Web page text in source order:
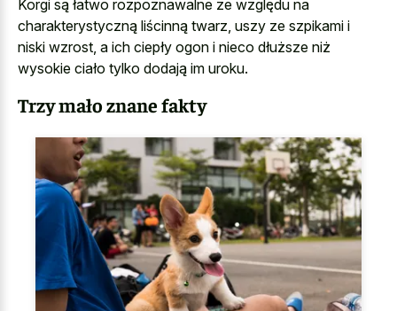
Korgi są łatwo rozpoznawalne ze względu na
charakterystyczną liścinną twarz, uszy ze szpikami i
niski wzrost, a ich ciepły ogon i nieco dłuższe niż
wysokie ciało tylko dodają im uroku.
Trzy mało znane fakty